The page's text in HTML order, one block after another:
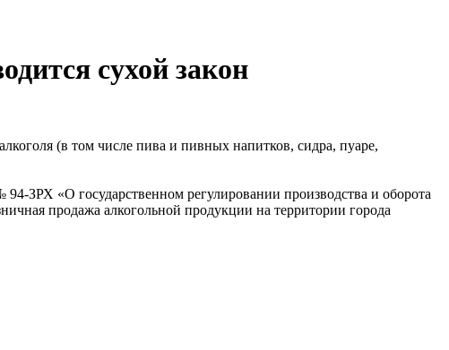
сухой закон
(в том числе пива и пивных напитков, сидра, пуаре,
ЗРХ «О государственном регулировании производства и оборота
продажа алкогольной продукции на территории города